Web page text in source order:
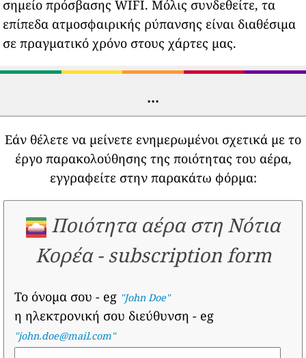
σημείο πρόσβασης WIFI. Μόλις συνδεθείτε, τα
επίπεδα ατμοσφαιρικής ρύπανσης είναι διαθέσιμα
σε πραγματικό χρόνο στους χάρτες μας.
...
Εάν θέλετε να μείνετε ενημερωμένοι σχετικά με το
έργο παρακολούθησης της ποιότητας του αέρα,
εγγραφείτε στην παρακάτω φόρμα:
Ποιότητα αέρα στη Νότια
Κορέα- subscription form
Το όνομα σου - eg "John Doe"
η ηλεκτρονική σου διεύθυνση - eg
"john.doe@mail.com"